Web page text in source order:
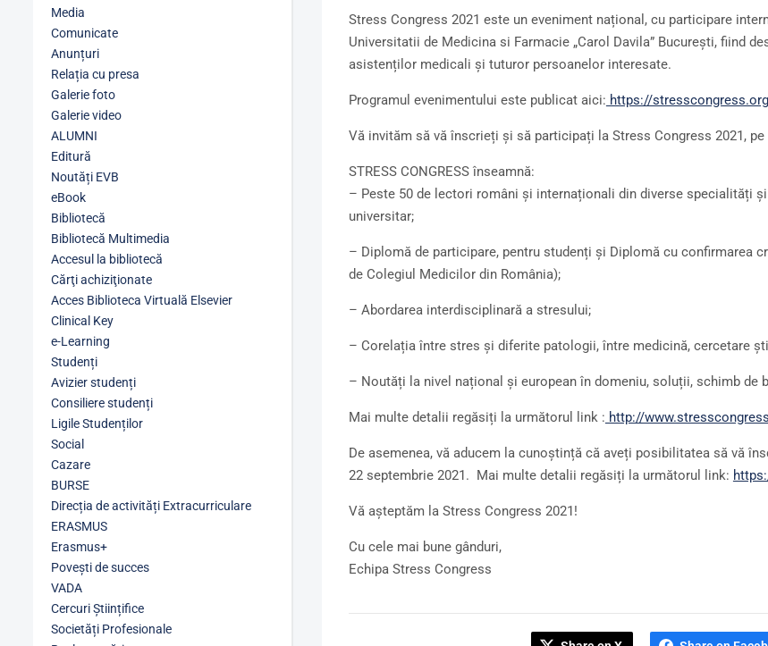
Media
Comunicate
Anunțuri
Relația cu presa
Galerie foto
Galerie video
ALUMNI
Editură
Noutăți EVB
eBook
Bibliotecă
Bibliotecă Multimedia
Accesul la bibliotecă
Cărţi achiziţionate
Acces Biblioteca Virtuală Elsevier
Clinical Key
e-Learning
Studenți
Avizier studenți
Consiliere studenți
Ligile Studenților
Social
Cazare
BURSE
Direcția de activități Extracurriculare
ERASMUS
Erasmus+
Povești de succes
VADA
Cercuri Științifice
Societăți Profesionale
Stress Congress 2021 este un eveniment național, cu participare
Universitatii de Medicina si Farmacie „Carol Davila” București, fiind
asistenților medicali și tuturor persoanelor interesate.
Programul evenimentului este publicat aici: https://
Vă invităm să vă înscrieți și să participați la Stress Congress 2021,
STRESS CONGRESS înseamnă:
– Peste 50 de lectori români și internaționali din diverse specialități
universitar;
– Diplomă de participare, pentru studenți și Diplomă cu confirmarea
de Colegiul Medicilor din România);
– Abordarea interdisciplinară a stresului;
– Corelația între stres și diferite patologii, între medicină, cercetare
– Noutăți la nivel național și european în domeniu, soluții, schimb de
Mai multe detalii regăsiți la următorul link : http://
De asemenea, vă aducem la cunoștință că aveți posibilitatea să vă
22 septembrie 2021. Mai multe detalii regăsiți la următorul link:
Vă așteptăm la Stress Congress 2021!
Cu cele mai bune gânduri,
Echipa Stress Congress